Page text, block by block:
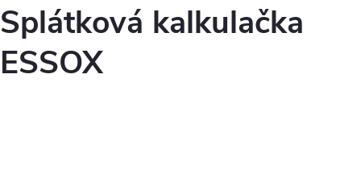
Splátková kalkulačka
ESSOX